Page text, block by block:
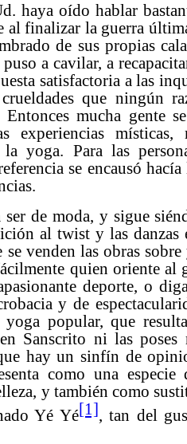
haya oído hablar
al finalizar la guerra
de sus propias
a cavilar, a
satisfactoria a las
que ningún
mucha gente
experiencias místicas,
yoga. Para las
se encausó hacía
de moda, y sigue
al twist y las danzas
se venden las obras
quien oriente al
deporte, o
y de
popular, que
Sanscrito ni las poses
hay un sinfín de
como una especie
y también como
Yé Yé[1], tan del